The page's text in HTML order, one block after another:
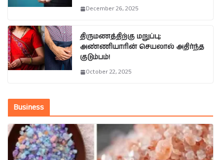
December 26, 2025
திருமணத்திற்கு மறுப்பு;
அண்ணியாரின் செயலால் அதிர்ந்த
குடும்பம்!
October 22, 2025
Business